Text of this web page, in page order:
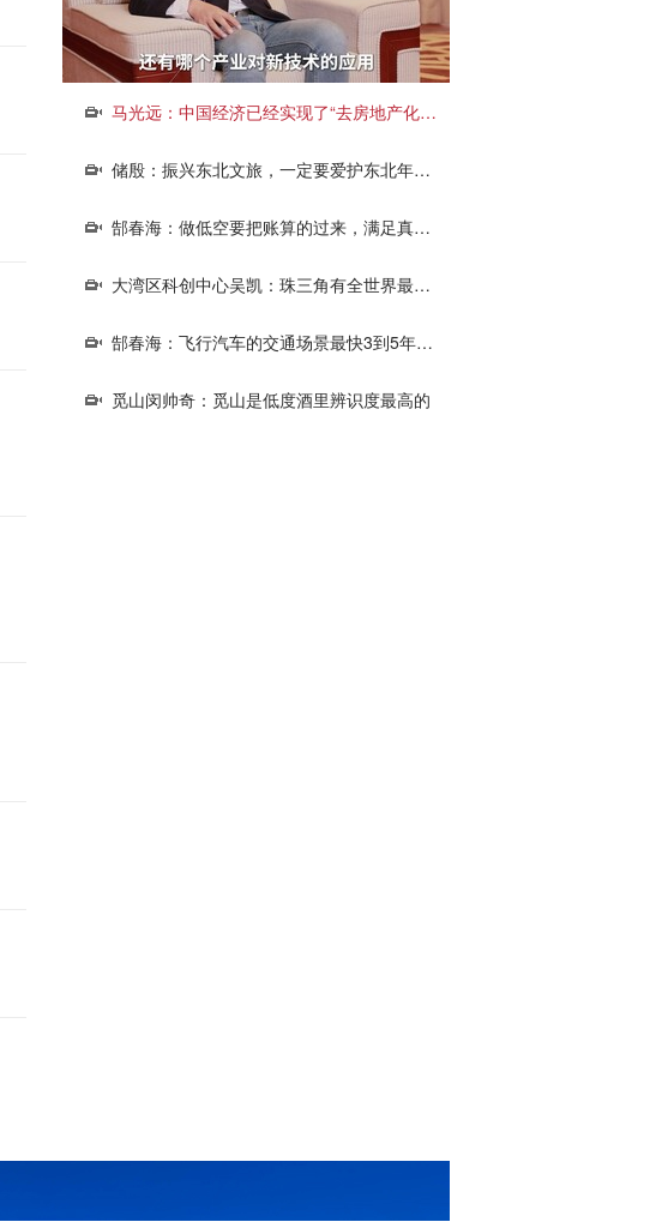
马光远：中国经济已经实现了“去房地产化”，但它国民经济支柱地位短期不会改变
储殷：振兴东北文旅，一定要爱护东北年轻人
郜春海：做低空要把账算的过来，满足真需求
大湾区科创中心吴凯：珠三角有全世界最完备的全产业链，很快会涌现六小龙一样的企业
郜春海：飞行汽车的交通场景最快3到5年就能实现
觅山闵帅奇：觅山是低度酒里辨识度最高的